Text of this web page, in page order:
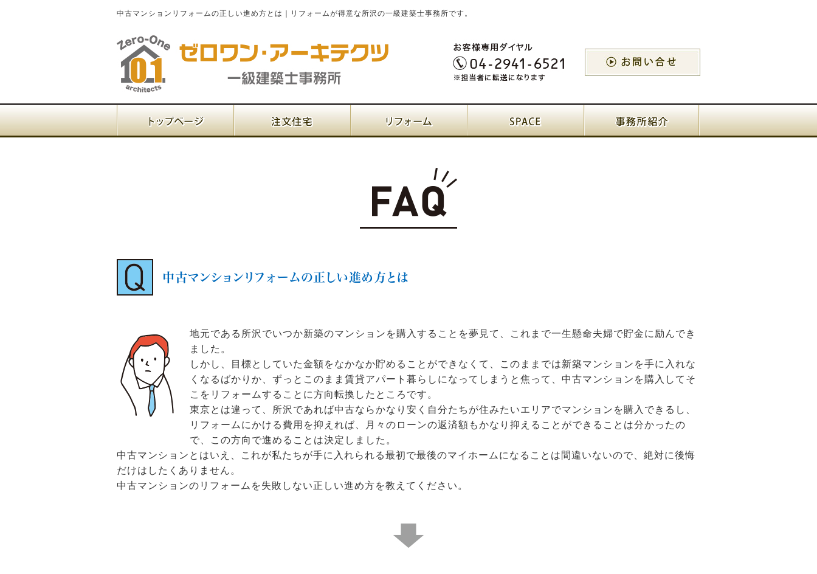
中古マンションリフォームの正しい進め方とは｜リフォームが得意な所沢の一級建築士事務所です。
中古マンションリフォームの正しい進め方とは
地元である所沢でいつか新築のマンションを購入することを夢見て、これまで一生懸命夫婦で貯金に励んでき
ました。
しかし、目標としていた金額をなかなか貯めることができなくて、このままでは新築マンションを手に入れな
くなるばかりか、ずっとこのまま賃貸アパート暮らしになってしまうと焦って、中古マンションを購入してそ
こをリフォームすることに方向転換したところです。
東京とは違って、所沢であれば中古ならかなり安く自分たちが住みたいエリアでマンションを購入できるし、
リフォームにかける費用を抑えれば、月々のローンの返済額もかなり抑えることができることは分かったの
で、この方向で進めることは決定しました。
中古マンションとはいえ、これが私たちが手に入れられる最初で最後のマイホームになることは間違いないので、絶対に後悔
だけはしたくありません。
中古マンションのリフォームを失敗しない正しい進め方を教えてください。